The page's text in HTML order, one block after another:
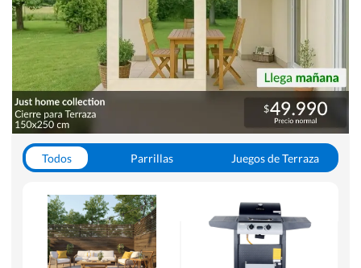
Todos Parrillas
Juegos de Terraza